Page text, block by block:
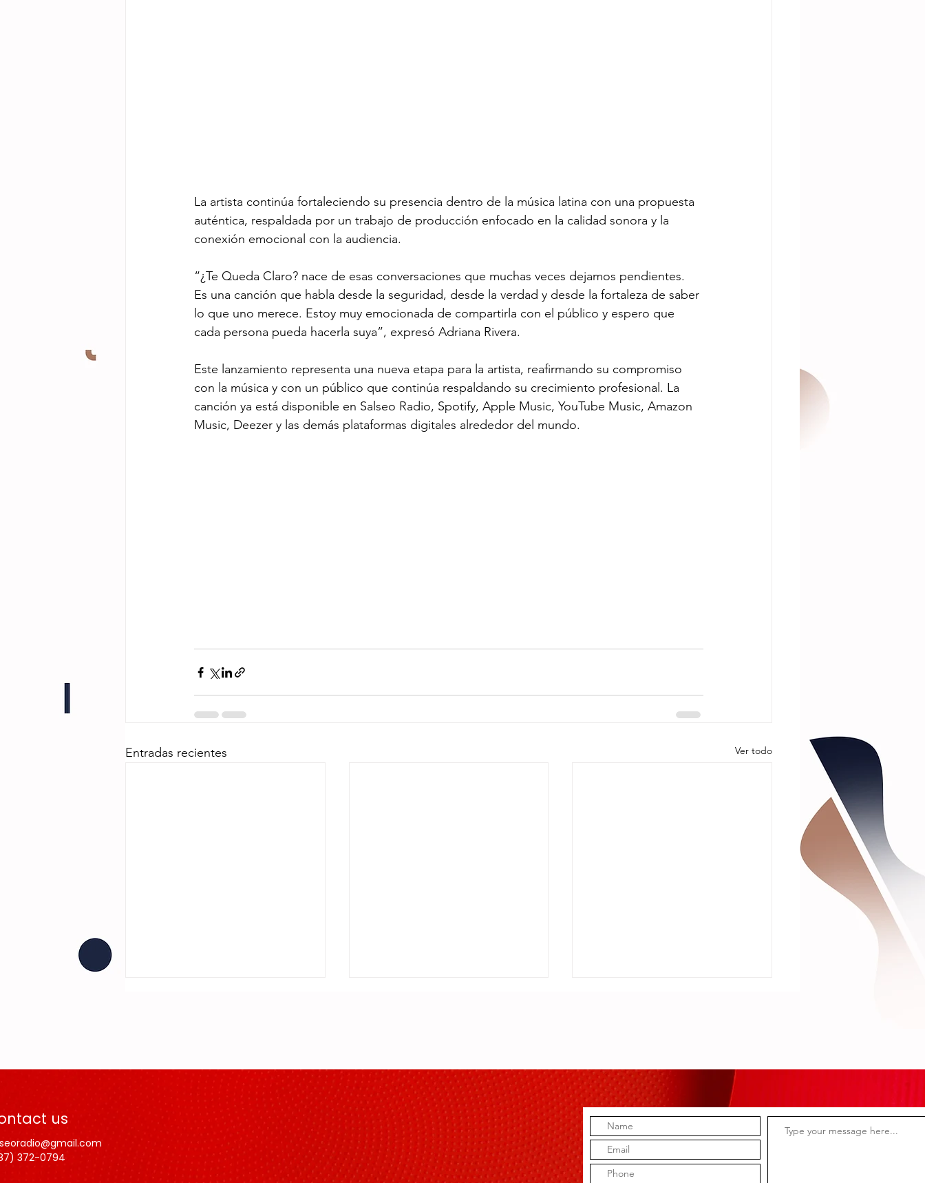
La artista continúa fortaleciendo su presencia dentro de la música latina con una propuesta
auténtica, respaldada por un trabajo de producción enfocado en la calidad sonora y la
conexión emocional con la audiencia.
“¿Te Queda Claro? nace de esas conversaciones que muchas veces dejamos pendientes.
Es una canción que habla desde la seguridad, desde la verdad y desde la fortaleza de saber
lo que uno merece. Estoy muy emocionada de compartirla con el público y espero que
cada persona pueda hacerla suya”, expresó Adriana Rivera.
Este lanzamiento representa una nueva etapa para la artista, reafirmando su compromiso
con la música y con un público que continúa respaldando su crecimiento profesional. La
canción ya está disponible en Salseo Radio, Spotify, Apple Music, YouTube Music, Amazon
Music, Deezer y las demás plataformas digitales alrededor del mundo.
Entradas recientes Ver todo
SE JUNTARON
LOS GARCÍA
Gilberto Santa
Rosa celebra
la majestuosa
obra del
Tito Nieves
abre su
corazón en
una
us
372-0794